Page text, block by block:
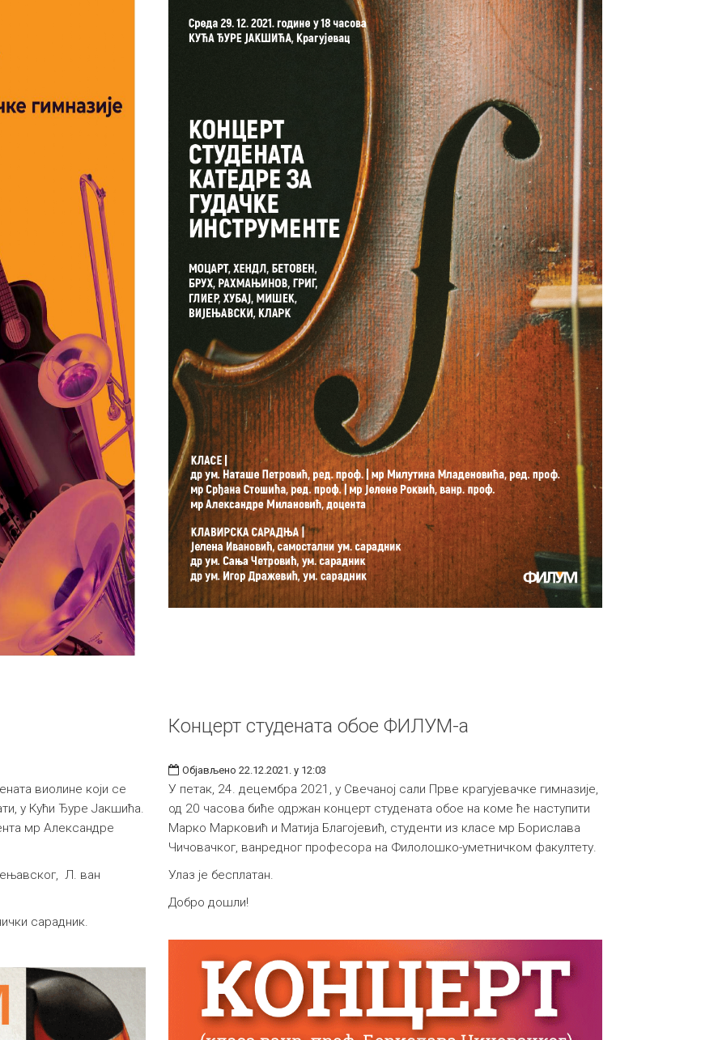
виолине који се
у Кући Ђуре Јакшића.
мр Александре
Л. ван
сарадник.
Концерт студената обое ФИЛУМ-а
Објављено 22.12.2021. у 12:03
У петак, 24. децембра 2021, у Свечаној сали Прве крагујевачке гимназије,
од 20 часова биће одржан концерт студената обое на коме ће наступити
Марко Марковић и Матија Благојевић, студенти из класе мр Борислава
Чичовачког, ванредног професора на Филолошко-уметничком факултету.
Улаз је бесплатан.
Добро дошли!